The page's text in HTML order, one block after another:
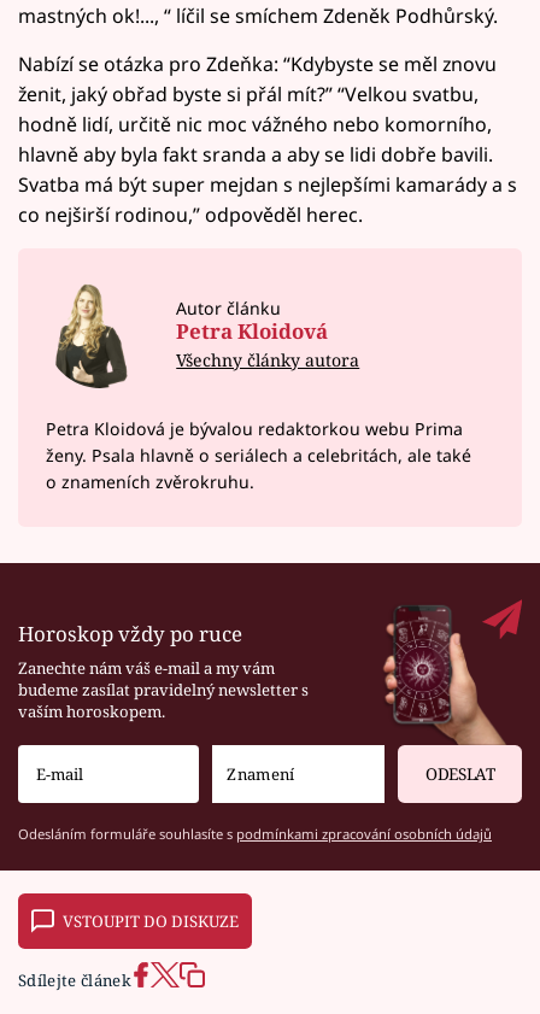
mastných ok!..., “ líčil se smíchem Zdeněk Podhůrský.
Nabízí se otázka pro Zdeňka: “Kdybyste se měl znovu
ženit, jaký obřad byste si přál mít?” “Velkou svatbu,
hodně lidí, určitě nic moc vážného nebo komorního,
hlavně aby byla fakt sranda a aby se lidi dobře bavili.
Svatba má být super mejdan s nejlepšími kamarády a s
co nejširší rodinou,” odpověděl herec.
Autor článku
Petra Kloidová
Všechny články autora
Petra Kloidová je bývalou redaktorkou webu Prima
ženy. Psala hlavně o seriálech a celebritách, ale také
o znameních zvěrokruhu.
Horoskop vždy po ruce
Zanechte nám váš e-mail a my vám
budeme zasílat pravidelný newsletter s
vaším horoskopem.
ODESLAT
Odesláním formuláře souhlasíte s podmínkami zpracování osobních údajů
VSTOUPIT DO DISKUZE
Sdílejte článek